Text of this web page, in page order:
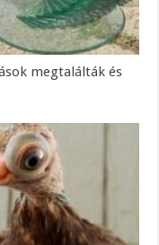
megtalálták és